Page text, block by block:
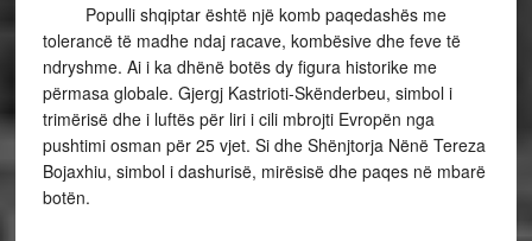
Populli shqiptar është një komb paqedashës me
tolerancë të madhe ndaj racave, kombësive dhe feve të
ndryshme. Ai i ka dhënë botës dy figura historike me
përmasa globale. Gjergj Kastrioti-Skënderbeu, simbol i
trimërisë dhe i luftës për liri i cili mbrojti Evropën nga
pushtimi osman për 25 vjet. Si dhe Shënjtorja Nënë Tereza
Bojaxhiu, simbol i dashurisë, mirësisë dhe paqes në mbarë
botën.